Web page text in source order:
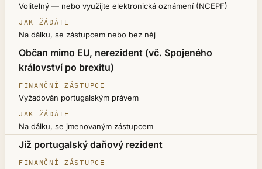
JAK ŽÁDÁTE
Volitelný — nebo využijte elektronická oznámení (NCEPF)
Na dálku, se zástupcem nebo bez něj
Občan mimo EU, nerezident (vč. Spojeného
království po brexitu)
Vyžadován portugalským právem
Na dálku, se jmenovaným zástupcem
Již portugalský daňový rezident